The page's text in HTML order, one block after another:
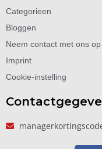
Categorieen
Bloggen
Neem contact met ons op
Imprint
Cookie-instelling